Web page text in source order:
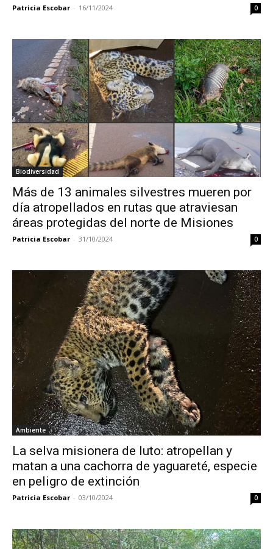
Patricia Escobar - 16/11/2024 0
Biodiversidad
Más de 13 animales silvestres mueren por
día atropellados en rutas que atraviesan
áreas protegidas del norte de Misiones
Patricia Escobar - 31/10/2024 0
Ambiente
La selva misionera de luto: atropellan y
matan a una cachorra de yaguareté, especie
en peligro de extinción
Patricia Escobar - 03/10/2024 0